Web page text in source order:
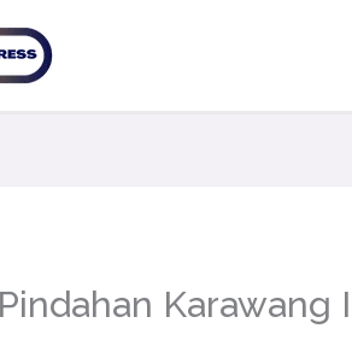
Karawang